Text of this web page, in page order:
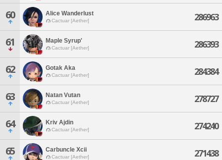
60 Alice Wanderlust
Cactuar [Aether] 286963
61 Maple Syrup'
Cactuar [Aether] 286393
62 Gotak Aka
Cactuar [Aether] 284384
63 Natan Vutan
Cactuar [Aether] 278727
64 Kriv Ajdin
Cactuar [Aether] 274240
65 Carbuncle Xcii
Cactuar [Aether] 271438